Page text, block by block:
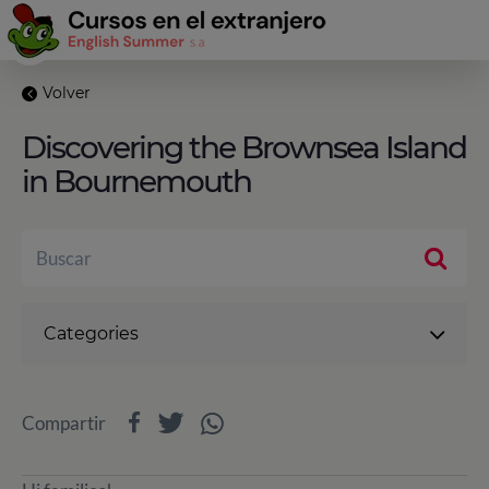
Volver
Discovering the Brownsea Island
in Bournemouth
Categories
Compartir